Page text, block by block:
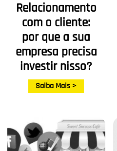
Relacionamento
com o cliente:
por que a sua
empresa precisa
investir nisso?
Saiba Mais >